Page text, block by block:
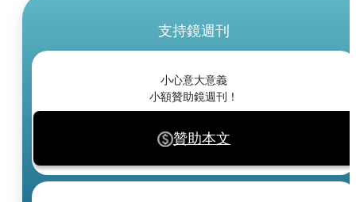
支持鏡週刊
小心意大意義
小額贊助鏡週刊！
贊助本文